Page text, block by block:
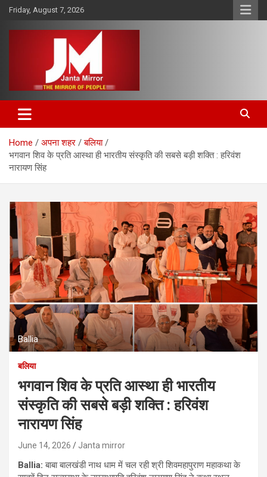
Skip
content
Friday, August 7, 2026
Janta Mirror
Home अपना शहर
बलिया
भगवान शिव के प्रति आस्था ही भारतीय संस्कृति की सबसे बड़ी शक्ति : हरिवंश
नारायण सिंह
Ballia
बलिया
भगवान शिव के प्रति आस्था ही भारतीय
संस्कृति की सबसे बड़ी शक्ति : हरिवंश
नारायण सिंह
June 14, 2026 Janta mirror
Ballia: बाबा बालखंडी नाथ धाम में चल रही श्री शिवमहापुराण महाकथा के